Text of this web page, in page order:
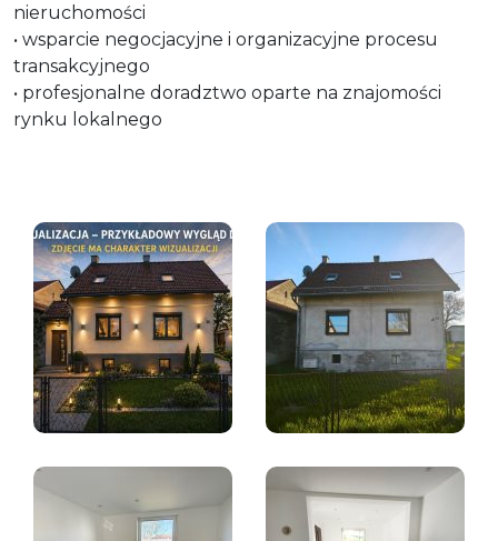
nieruchomości
• wsparcie negocjacyjne i organizacyjne procesu
transakcyjnego
• profesjonalne doradztwo oparte na znajomości
rynku lokalnego